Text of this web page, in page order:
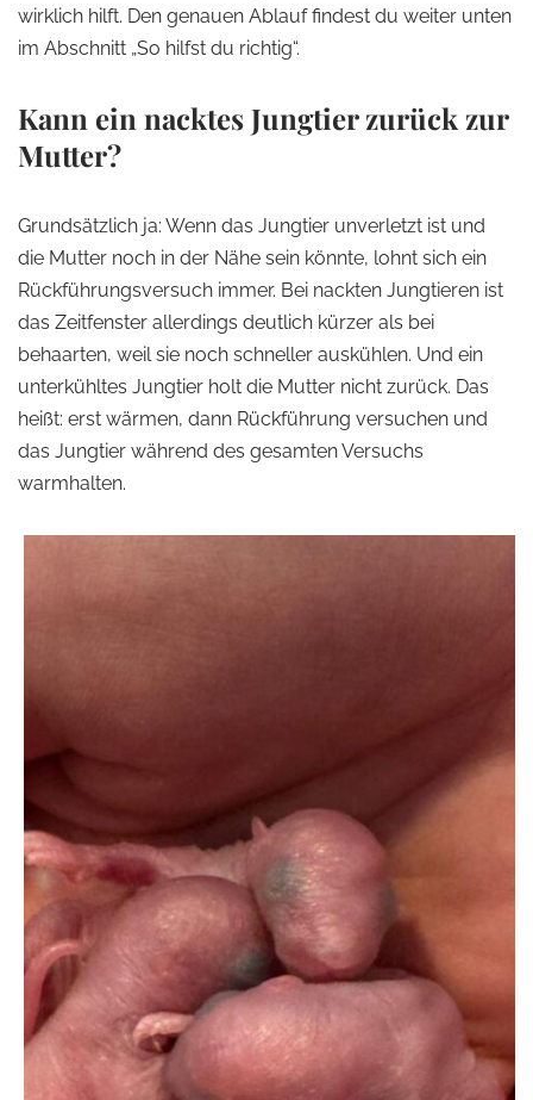
wirklich hilft. Den genauen Ablauf findest du weiter unten
im Abschnitt „So hilfst du richtig“.
Kann ein nacktes Jungtier zurück zur
Mutter?
Grundsätzlich ja: Wenn das Jungtier unverletzt ist und
die Mutter noch in der Nähe sein könnte, lohnt sich ein
Rückführungsversuch immer. Bei nackten Jungtieren ist
das Zeitfenster allerdings deutlich kürzer als bei
behaarten, weil sie noch schneller auskühlen. Und ein
unterkühltes Jungtier holt die Mutter nicht zurück. Das
heißt: erst wärmen, dann Rückführung versuchen und
das Jungtier während des gesamten Versuchs
warmhalten.